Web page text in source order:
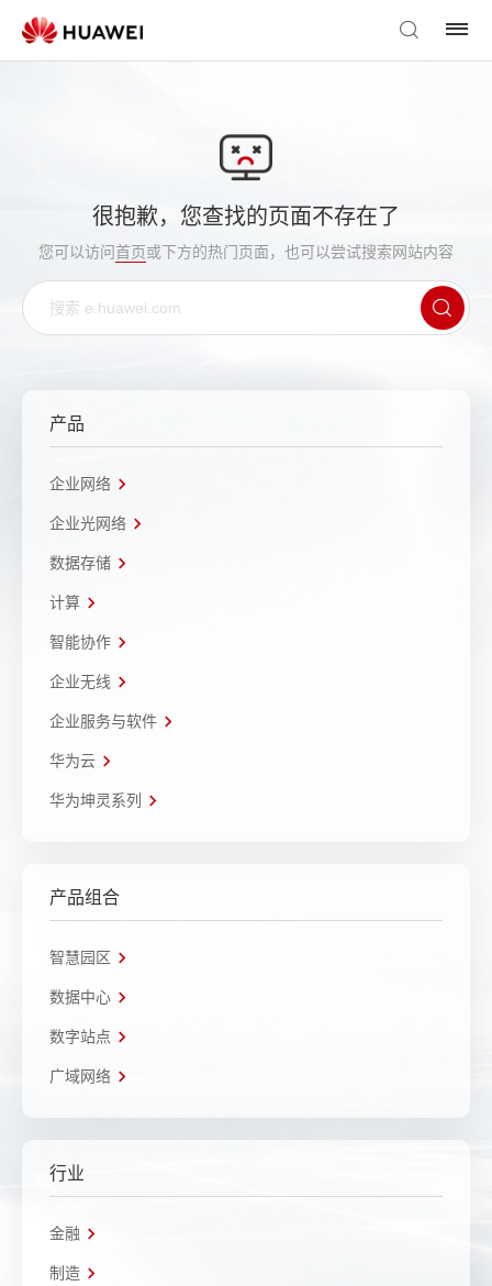
很抱歉，您查找的页面不存在了
您可以访问首页或下方的热门页面，也可以尝试搜索网站内容
产品
企业网络
企业光网络
数据存储
计算
智能协作
企业无线
企业服务与软件
华为云
华为坤灵系列
产品组合
智慧园区
数据中心
数字站点
广域网络
行业
金融
制造